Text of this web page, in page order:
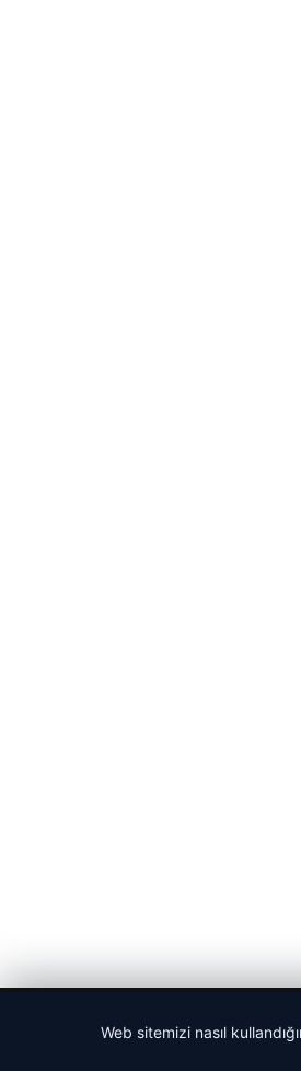
Web sitemizi nasıl